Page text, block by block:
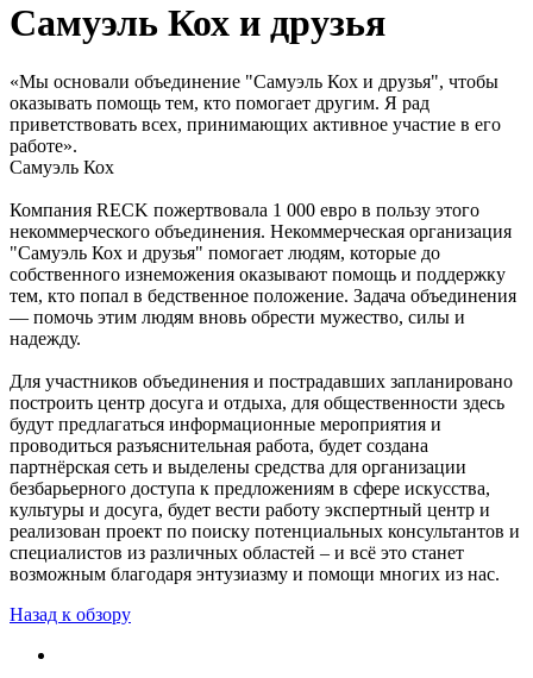
Самуэль Кох и друзья
«Мы основали объединение "Самуэль Кох и друзья", чтобы
оказывать помощь тем, кто помогает другим. Я рад
приветствовать всех, принимающих активное участие в его
работе».
Самуэль Кох
Компания RECK пожертвовала 1 000 евро в пользу этого
некоммерческого объединения. Некоммерческая организация
"Самуэль Кох и друзья" помогает людям, которые до
собственного изнеможения оказывают помощь и поддержку
тем, кто попал в бедственное положение. Задача объединения
— помочь этим людям вновь обрести мужество, силы и
надежду.
Для участников объединения и пострадавших запланировано
построить центр досуга и отдыха, для общественности здесь
будут предлагаться информационные мероприятия и
проводиться разъяснительная работа, будет создана
партнёрская сеть и выделены средства для организации
безбарьерного доступа к предложениям в сфере искусства,
культуры и досуга, будет вести работу экспертный центр и
реализован проект по поиску потенциальных консультантов и
специалистов из различных областей – и всё это станет
возможным благодаря энтузиазму и помощи многих из нас.
Назад к обзору